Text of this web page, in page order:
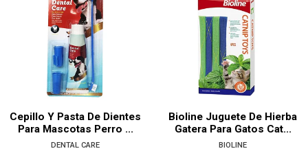
Cepillo Y Pasta De Dientes
Para Mascotas Perro ...
DENTAL CARE
Bioline Juguete De Hierba
Gatera Para Gatos Cat...
BIOLINE